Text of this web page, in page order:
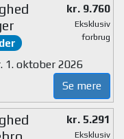
kr. 9.760
Eksklusiv
forbrug
1. oktober 2026
Se mere
kr. 5.291
Eksklusiv